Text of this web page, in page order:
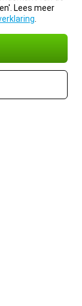
Lees meer